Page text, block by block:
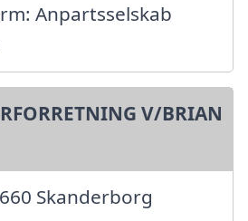
Anpartsselskab
V/BRIAN
Skanderborg